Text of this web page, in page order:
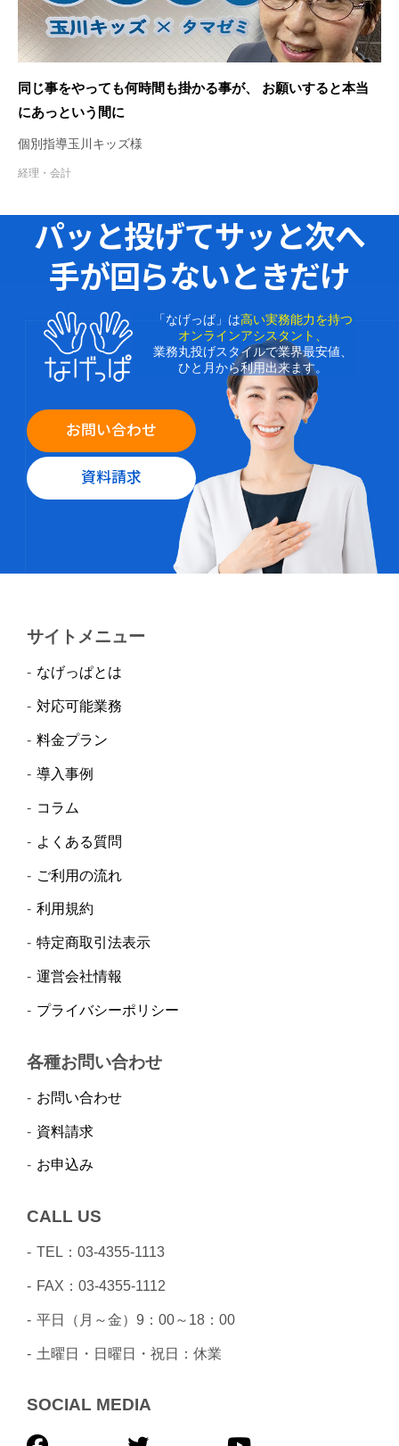
同じ事をやっても何時間も掛かる事が、 お願いすると本当
にあっという間に
個別指導玉川キッズ様
経理・会計
パッと投げてサッと次へ
手が回らないときだけ
「なげっぱ」は高い実務能力を持つ
オンラインアシスタント、
業務丸投げスタイルで業界最安値、
ひと月から利用出来ます。
お問い合わせ
資料請求
サイトメニュー
なげっぱとは
対応可能業務
料金プラン
導入事例
コラム
よくある質問
ご利用の流れ
利用規約
特定商取引法表示
運営会社情報
プライバシーポリシー
各種お問い合わせ
お問い合わせ
資料請求
お申込み
CALL US
TEL：03-4355-1113
FAX：03-4355-1112
平日（月～金）9：00～18：00
土曜日・日曜日・祝日：休業
SOCIAL MEDIA